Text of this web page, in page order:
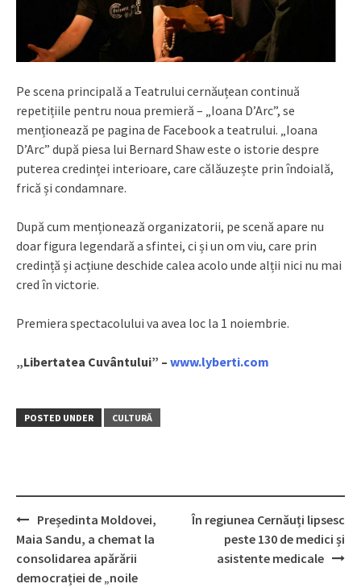
Pe scena principală a Teatrului cernăuțean continuă
repetițiile pentru noua premieră – „Ioana D’Arc”, se
menționează pe pagina de Facebook a teatrului. „Ioana
D’Arc” după piesa lui Bernard Shaw este o istorie despre
puterea credinței interioare, care călăuzește prin îndoială,
frică și condamnare.
După cum menționează organizatorii, pe scenă apare nu
doar figura legendară a sfintei, ci și un om viu, care prin
credință și acțiune deschide calea acolo unde alții nici nu mai
cred în victorie.
Premiera spectacolului va avea loc la 1 noiembrie.
„Libertatea Cuvântului” – www.lyberti.com
POSTED UNDER CULTURĂ
Post
navigation
Președinta Moldovei,
Maia Sandu, a chemat la
consolidarea apărării
democrației de „noile
În regiunea Cernăuți lipsesc
peste 130 de medici și
asistente medicale